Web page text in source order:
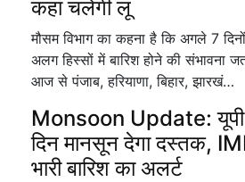
कहां चलेगी लू
मौसम विभाग का कहना है कि अगले 7
अलग हिस्सों में बारिश होने की संभावना
आज से पंजाब, हरियाणा, बिहार, झारखं…
Monsoon Update: यूपी-
दिन मानसून देगा दस्तक,
भारी बारिश का अलर्ट